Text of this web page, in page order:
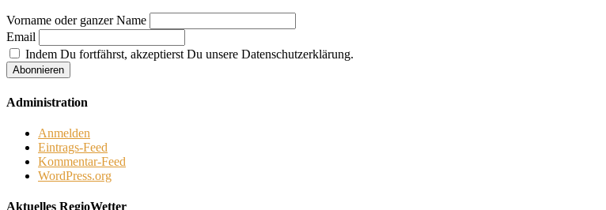
Vorname oder ganzer Name
Email
Indem Du fortfährst, akzeptierst Du unsere Datenschutzerklärung.
Administration
Anmelden
Eintrags-Feed
Kommentar-Feed
WordPress.org
Aktuelles RegioWetter